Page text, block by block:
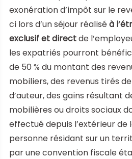
exonération d’impôt sur le
ci lors d’un séjour réaliséà
exclusif et directde
les expatriés pourront
de 50 % du montant des
mobiliers, des revenus tirés
d’auteur, des gains résultant
mobilières ou droits sociaux
effectué depuis l’extérieur de
personne résidant sur un
par une convention fiscale